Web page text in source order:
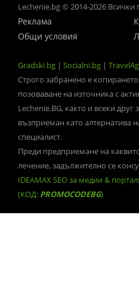
Lechenie.bg © 2014-2026 Всички
Реклама
Общи условия
Gradski.bg | Socialni.bg |
Строго забранено е
позоваване на източника с
Lechenie.BG, както и всеки
възприеман като алтернатива
специалист.
Преди предприемане на
лечение, задължително се
IDEAMAX SEO за медии &
(КОД: PROMOCODEBG)